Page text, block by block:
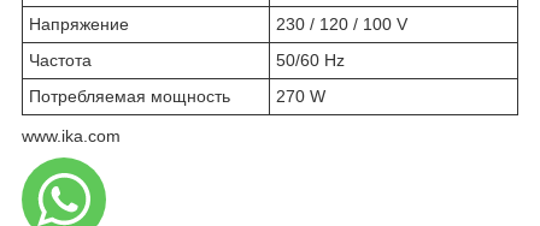
Напряжение
230 / 120 / 100 V
Частота
50/60 Hz
Потребляемая мощность
270 W
www.ika.com